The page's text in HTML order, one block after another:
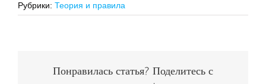
Рубрики: Теория и правила
Понравилась статья? Поделитесь с